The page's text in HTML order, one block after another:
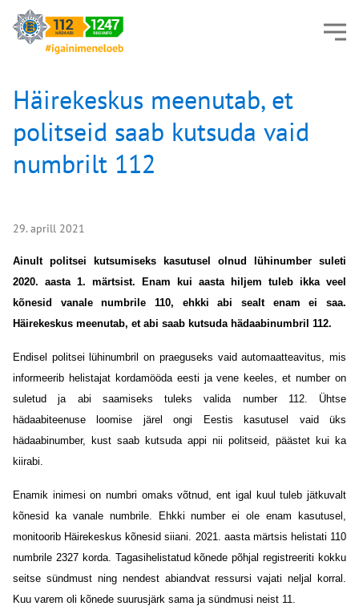
Häirekeskus meenutab, et
politseid saab kutsuda vaid
numbrilt 112
29. aprill 2021
Ainult politsei kutsumiseks kasutusel olnud lühinumber suleti
2020. aasta 1. märtsist. Enam kui aasta hiljem tuleb ikka veel
kõnesid vanale numbrile 110, ehkki abi sealt enam ei saa.
Häirekeskus meenutab, et abi saab kutsuda hädaabinumbril 112.
Endisel politsei lühinumbril on praeguseks vaid automaatteavitus, mis
informeerib helistajat kordamööda eesti ja vene keeles, et number on
suletud ja abi saamiseks tuleks valida number 112. Ühtse
hädaabiteenuse loomise järel ongi Eestis kasutusel vaid üks
hädaabinumber, kust saab kutsuda appi nii politseid, päästet kui ka
kiirabi.
Enamik inimesi on numbri omaks võtnud, ent igal kuul tuleb jätkuvalt
kõnesid ka vanale numbrile. Ehkki number ei ole enam kasutusel,
monitoorib Häirekeskus kõnesid siiani. 2021. aasta märtsis helistati 110
numbrile 2327 korda. Tagasihelistatud kõnede põhjal registreeriti kokku
seitse sündmust ning nendest abiandvat ressursi vajati neljal korral.
Kuu varem oli kõnede suurusjärk sama ja sündmusi neist 11.